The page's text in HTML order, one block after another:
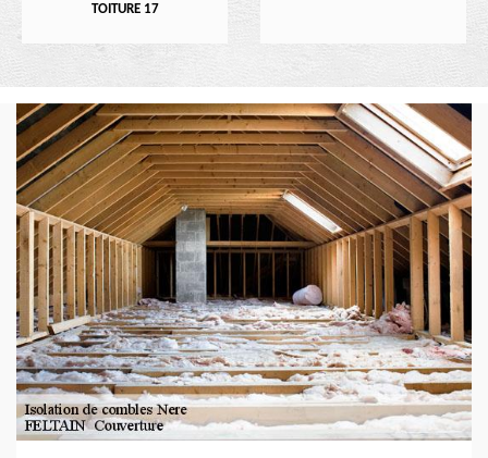
TOITURE 17